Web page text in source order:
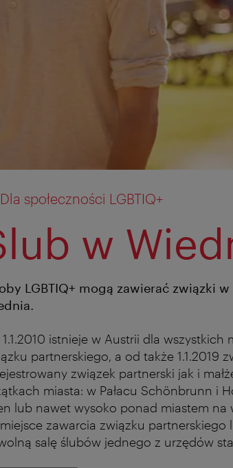
Dla społeczności LGBTIQ+
w
LGBTIQ+ mogą zawierać związki
1.1.2010 istnieje w Austrii dla
partnerskiego, a od także 1.1.2019
związek partnerski jak i
miasta: w Pałacu Schönbrunn i
lub nawet wysoko ponad miastem na
zawarcia związku
salę ślubów jednego z urzędów